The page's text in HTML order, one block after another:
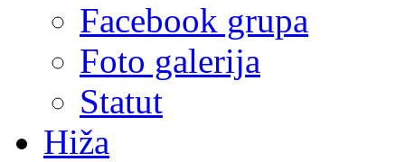
Facebook grupa
Foto galerija
Statut
Hiža